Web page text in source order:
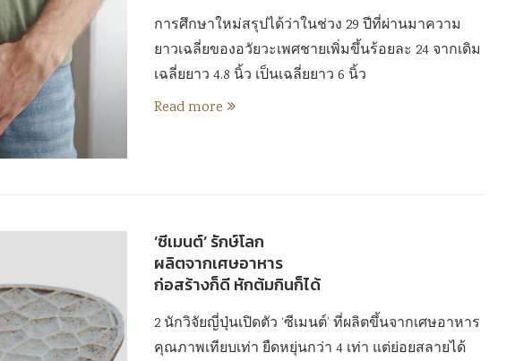
การศึกษาใหม่สรุปได้ว่าในช่วง 29 ปีที่ผ่านมาความ
ยาวเฉลี่ยของอวัยวะเพศชายเพิ่มขึ้นร้อยละ 24 จากเดิม
เฉลี่ยยาว 4.8 นิ้ว เป็นเฉลี่ยยาว 6 นิ้ว
Read more
‘ซีเมนต์’ รักษ์โลก
ผลิตจากเศษอาหาร
ก่อสร้างก็ดี หักต้มกินก็ได้
2 นักวิจัยญี่ปุ่นเปิดตัว ‘ซีเมนต์’ ที่ผลิตขึ้นจากเศษอาหาร
คุณภาพเทียบเท่า ยืดหยุ่นกว่า 4 เท่า แต่ย่อยสลายได้